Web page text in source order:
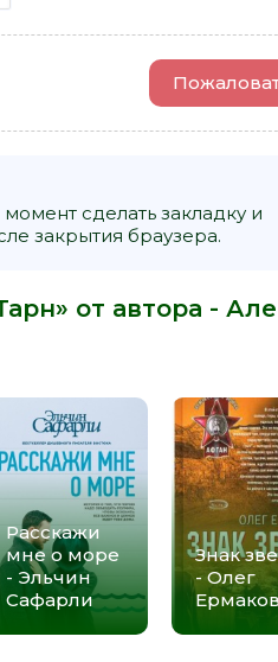
сделать закладку и
закрытия браузера.
от автора -
Расскажи
мне о море
- Эльчин
Сафарли
Знак
- Олег